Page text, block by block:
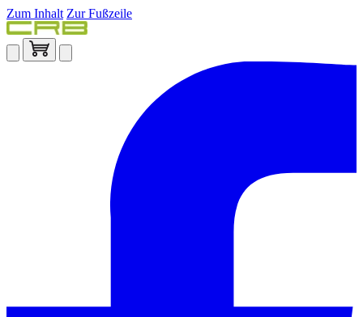
Zum Inhalt Zur Fußzeile